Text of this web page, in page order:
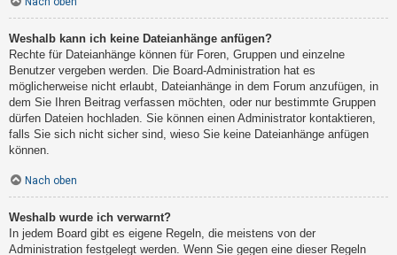
Weshalb kann ich keine Dateianhänge anfügen?
Rechte für Dateianhänge können für Foren, Gruppen und einzelne
Benutzer vergeben werden. Die Board-Administration hat es
möglicherweise nicht erlaubt, Dateianhänge in dem Forum anzufügen, in
dem Sie Ihren Beitrag verfassen möchten, oder nur bestimmte Gruppen
dürfen Dateien hochladen. Sie können einen Administrator kontaktieren,
falls Sie sich nicht sicher sind, wieso Sie keine Dateianhänge anfügen
können.
Nach oben
Weshalb wurde ich verwarnt?
In jedem Board gibt es eigene Regeln, die meistens von der
Administration festgelegt werden. Wenn Sie gegen eine dieser Regeln